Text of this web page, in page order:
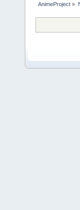
AnimeProject »